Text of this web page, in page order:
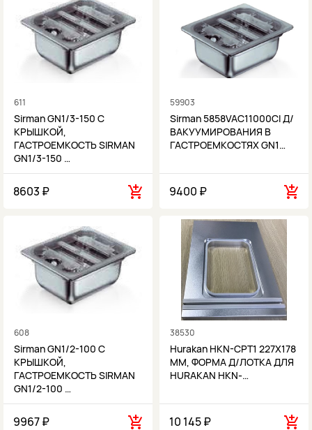
611
Sirman GN1/3-150 С
КРЫШКОЙ,
ГАСТРОЕМКОСТЬ SIRMAN
GN1/3-150 …
8603 ₽
59903
Sirman 5858VAC11000CI Д/
ВАКУУМИРОВАНИЯ В
ГАСТРОЕМКОСТЯХ GN1…
9400 ₽
608
Sirman GN1/2-100 С
КРЫШКОЙ,
ГАСТРОЕМКОСТЬ SIRMAN
GN1/2-100 …
9967 ₽
38530
Hurakan HKN-CPT1 227Х178
MM, ФОРМА Д/ЛОТКА ДЛЯ
HURAKAN HKN-…
10 145 ₽